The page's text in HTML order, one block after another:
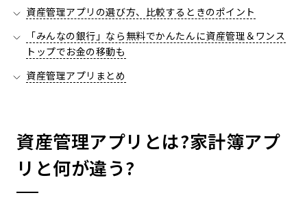
資産管理アプリの選び方、比較するときのポイント
「みんなの銀行」なら無料でかんたんに資産管理＆ワンス
トップでお金の移動も
資産管理アプリまとめ
資産管理アプリとは?家計簿アプ
リと何が違う?